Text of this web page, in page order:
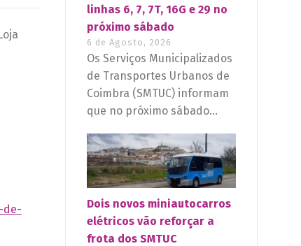
de-
linhas 6, 7, 7T, 16G e 29 no
próximo sábado
6 de Agosto, 2026
Os Serviços Municipalizados
de Transportes Urbanos de
Coimbra (SMTUC) informam
que no próximo sábado...
Dois novos miniautocarros
elétricos vão reforçar a
frota dos SMTUC